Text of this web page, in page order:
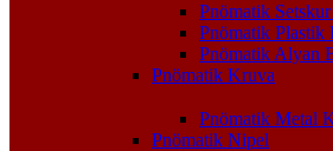
Pnömatik Setskur
Pnömatik Plastik
Pnömatik Alyan
Pnömatik Kruva
Pnömatik Metal
Pnömatik Nipel